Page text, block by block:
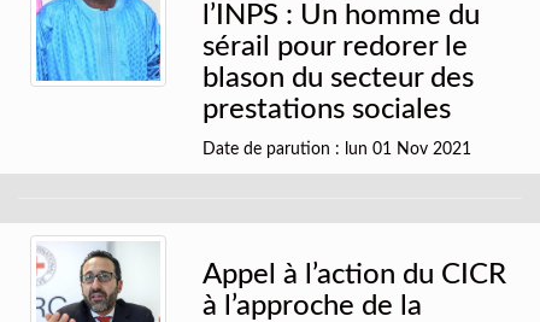
l’INPS : Un homme du
sérail pour redorer le
blason du secteur des
prestations sociales
Date de parution : lun 01 Nov 2021
Appel à l’action du CICR
à l’approche de la